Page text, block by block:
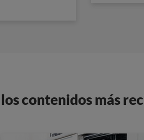
contenidos más